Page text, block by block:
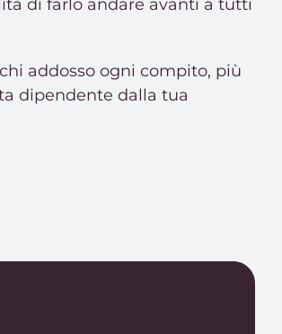
di farlo andare avanti a tutti
addosso ogni compito, più
dipendente dalla tua